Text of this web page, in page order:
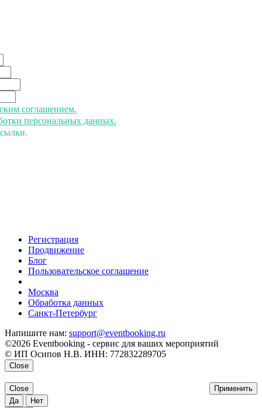
соглашением.
персональных данных.
Регистрация
Продвижение
Блог
Пользовательское соглашение
Москва
Обработка данных
Санкт-Петербург
Напишите нам: support@eventbooking.ru
©2026 Eventbooking - сервис для ваших мероприятий
© ИП Осипов Н.В. ИНН: 772832289705
Close
Применить
Close
Да
Нет